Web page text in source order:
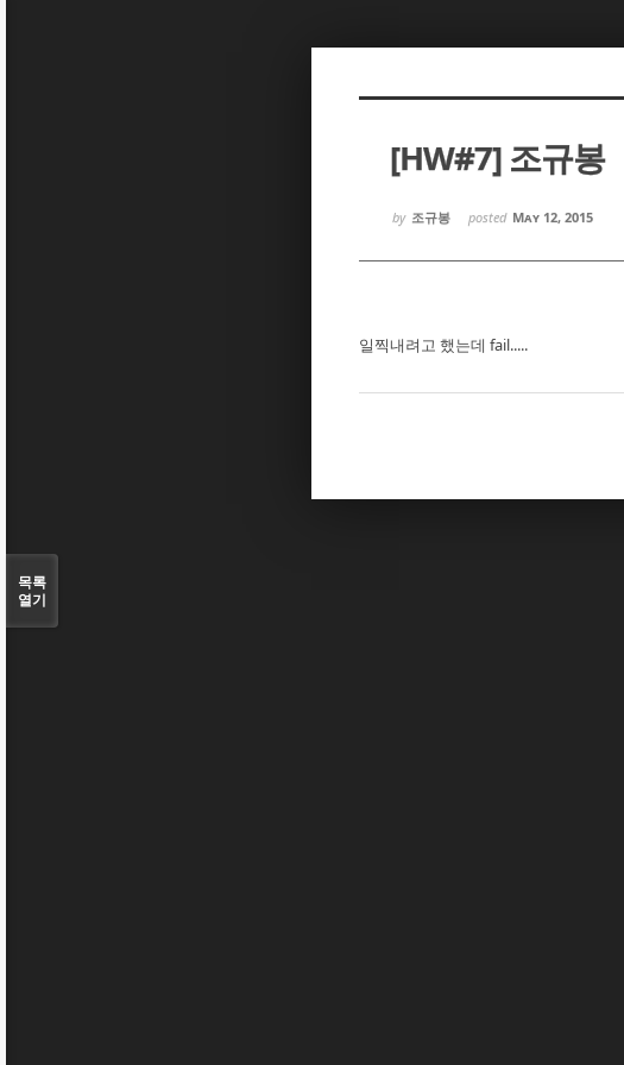
[HW#7] 조규봉
by 조규봉 posted May 12, 2015
일찍내려고 했는데 fail.....
목록
열기
Sketchbook5, 스케치북5
Sketchbook5, 스케치북5
Sketchbook5, 스케치북5
Sketchbook5, 스케치북5